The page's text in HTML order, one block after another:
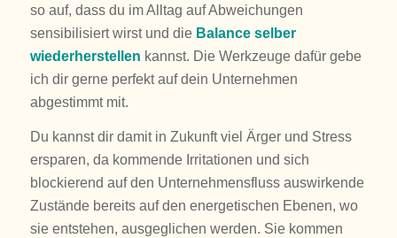
so auf, dass du im Alltag auf Abweichungen
sensibilisiert wirst und die Balance selber
wiederherstellen kannst. Die Werkzeuge dafür gebe
ich dir gerne perfekt auf dein Unternehmen
abgestimmt mit.
Du kannst dir damit in Zukunft viel Ärger und Stress
ersparen, da kommende Irritationen und sich
blockierend auf den Unternehmensfluss auswirkende
Zustände bereits auf den energetischen Ebenen, wo
sie entstehen, ausgeglichen werden. Sie kommen